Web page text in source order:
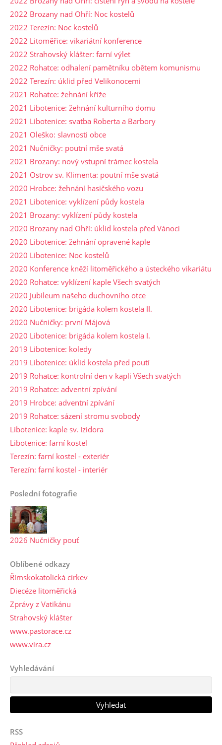
2022 Brozany nad Ohří: Noc kostelů
2022 Terezín: Noc kostelů
2022 Litoměřice: vikariátní konference
2022 Strahovský klášter: farní výlet
2022 Rohatce: odhalení pamětníku obětem komunismu
2022 Terezín: úklid před Velikonocemi
2021 Rohatce: žehnání kříže
2021 Libotenice: žehnání kulturního domu
2021 Libotenice: svatba Roberta a Barbory
2021 Oleško: slavnosti obce
2021 Nučničky: poutní mše svatá
2021 Brozany: nový vstupní trámec kostela
2021 Ostrov sv. Klimenta: poutní mše svatá
2020 Hrobce: žehnání hasičského vozu
2021 Libotenice: vyklízení půdy kostela
2021 Brozany: vyklízení půdy kostela
2020 Brozany nad Ohří: úklid kostela před Vánoci
2020 Libotenice: žehnání opravené kaple
2020 Libotenice: Noc kostelů
2020 Konference kněží litoměřického a ústeckého vikariátu
2020 Rohatce: vyklízení kaple Všech svatých
2020 Jubileum našeho duchovního otce
2020 Libotenice: brigáda kolem kostela II.
2020 Nučničky: první Májová
2020 Libotenice: brigáda kolem kostela I.
2019 Libotenice: koledy
2019 Libotenice: úklid kostela před poutí
2019 Rohatce: kontrolní den v kapli Všech svatých
2019 Rohatce: adventní zpívání
2019 Hrobce: adventní zpívání
2019 Rohatce: sázení stromu svobody
Libotenice: kaple sv. Izidora
Libotenice: farní kostel
Terezín: farní kostel - exteriér
Terezín: farní kostel - interiér
Poslední fotografie
2026 Nučničky pouť
Oblíbené odkazy
Římskokatolická církev
Diecéze litoměřická
Zprávy z Vatikánu
Strahovský klášter
www.pastorace.cz
www.vira.cz
Vyhledávání
RSS